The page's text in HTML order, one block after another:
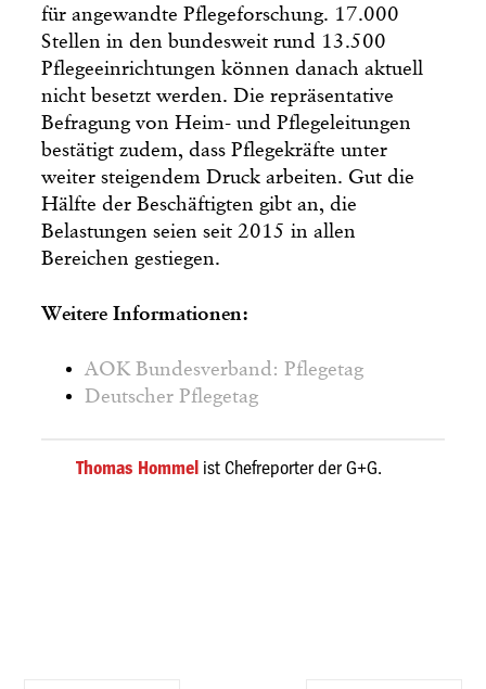
für angewandte Pflegeforschung. 17.000
Stellen in den bundesweit rund 13.500
Pflegeeinrichtungen können danach aktuell
nicht besetzt werden. Die repräsentative
Befragung von Heim- und Pflegeleitungen
bestätigt zudem, dass Pflegekräfte unter
weiter steigendem Druck arbeiten. Gut die
Hälfte der Beschäftigten gibt an, die
Belastungen seien seit 2015 in allen
Bereichen gestiegen.
Weitere Informationen:
AOK Bundesverband: Pflegetag
Deutscher Pflegetag
Thomas Hommel ist Chefreporter der G+G.